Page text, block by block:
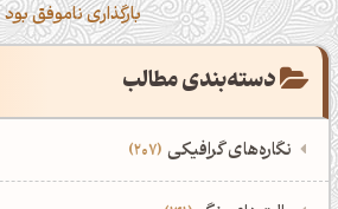
بارگذاری ناموفق بود
دسته‌بندی مطالب
نگاره‌های گرافیکی 207